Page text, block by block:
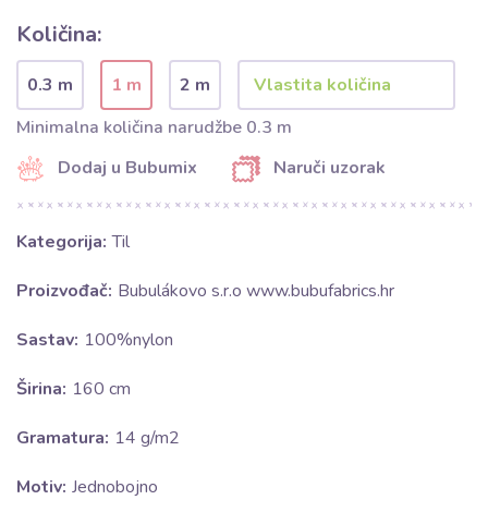
Količina:
0.3 m 1 m
2 m
Minimalna količina narudžbe 0.3 m
Dodaj u Bubumix
Naruči uzorak
Kategorija: Til
Proizvođač: Bubulákovo s.r.o www.bubufabrics.hr
Sastav: 100%nylon
Širina: 160 cm
Gramatura: 14 g/m2
Motiv: Jednobojno